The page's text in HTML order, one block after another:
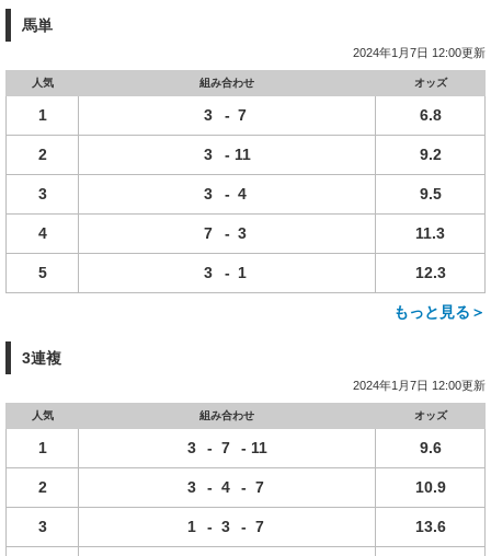
馬単
2024年1月7日 12:00更新
人気 組み合わせ オッズ
1 3 - 7 6.8
2 3 - 11 9.2
3 3 - 4 9.5
4 7 - 3 11.3
5 3 - 1 12.3
もっと見る＞
3連複
2024年1月7日 12:00更新
人気 組み合わせ オッズ
1 3 - 7 - 11 9.6
2 3 - 4 - 7 10.9
3 1 - 3 - 7 13.6